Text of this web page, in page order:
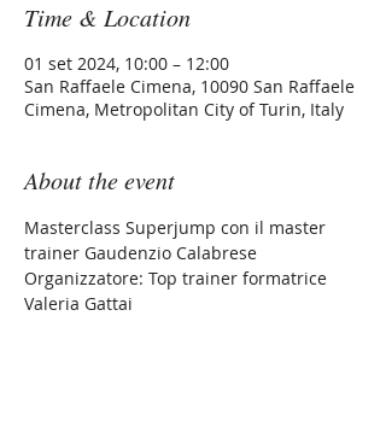
Time & Location
01 set 2024, 10:00 – 12:00
San Raffaele Cimena, 10090 San Raffaele
Cimena, Metropolitan City of Turin, Italy
About the event
Masterclass Superjump con il master
trainer Gaudenzio Calabrese
Organizzatore: Top trainer formatrice
Valeria Gattai